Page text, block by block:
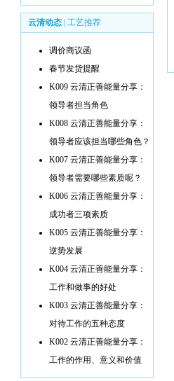
云清动态 工艺推荐
调价商议函
春节发货提醒
K009 云清正善能量分享：
领导者担当角色
K008 云清正善能量分享：
领导者应该担当哪些角色？
K007 云清正善能量分享：
领导者需要哪些素质呢？
K006 云清正善能量分享：
成功者三项素质
K005 云清正善能量分享：
逆势发展
K004 云清正善能量分享：
工作和做事的好处
K003 云清正善能量分享：
对待工作的五种态度
K002 云清正善能量分享：
工作的作用、意义和价值